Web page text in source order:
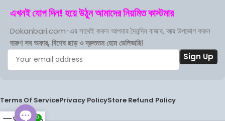
এখনই যোগ দিন! হয়ে উঠুন আমাদের নিয়মিত কাস্টমার
Dokanbari.com-এর সাথেই করুন আপনার দৈনন্দিন বাজার, আর উপভোগ করুন
দারুণ সব অফার, বিশেষ ছাড় ও দ্রুততম হোম ডেলিভারি!
Terms Of ServicePrivacy PolicyStore Refund Policy
0